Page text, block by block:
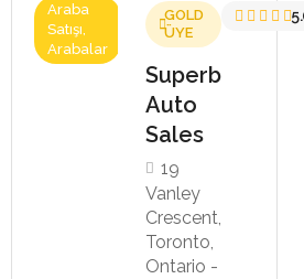
Araba
Satışı,
Arabalar
GOLD
ÜYE
Superb
Auto
Sales
19
Vanley
Crescent,
Toronto,
Ontario -